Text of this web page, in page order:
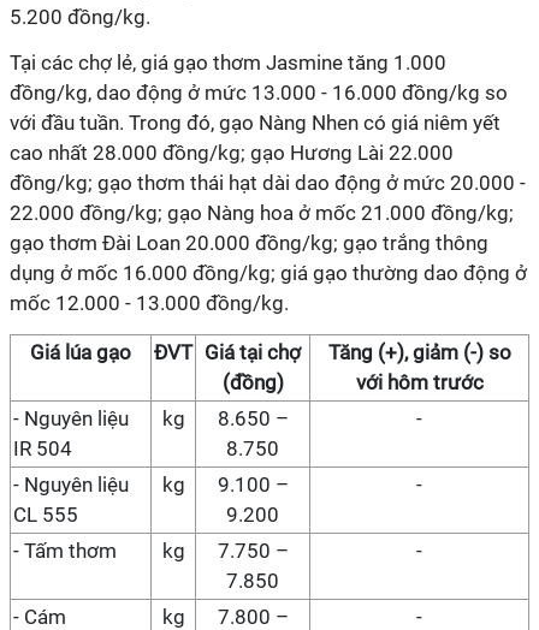
5.200 đồng/kg.
Tại các chợ lẻ, giá gạo thơm Jasmine tăng 1.000
đồng/kg, dao động ở mức 13.000 - 16.000 đồng/kg so
với đầu tuần. Trong đó, gạo Nàng Nhen có giá niêm yết
cao nhất 28.000 đồng/kg; gạo Hương Lài 22.000
đồng/kg; gạo thơm thái hạt dài dao động ở mức 20.000 -
22.000 đồng/kg; gạo Nàng hoa ở mốc 21.000 đồng/kg;
gạo thơm Đài Loan 20.000 đồng/kg; gạo trắng thông
dụng ở mốc 16.000 đồng/kg; giá gạo thường dao động ở
mốc 12.000 - 13.000 đồng/kg.
Giá lúa gạo ĐVT Giá tại chợ
(đồng)
Tăng (+), giảm (-) so
với hôm trước
- Nguyên liệu
IR 504
kg
8.650 –
8.750
-
- Nguyên liệu
CL 555
kg
9.100 –
9.200
-
- Tấm thơm kg
7.750 –
7.850
-
- Cám kg
7.800 –
-